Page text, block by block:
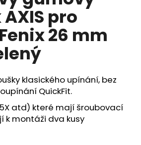
pro
26 mm
klasického upínání, bez
QuickFit.
atd) které mají šroubovací
k montáži dva kusy
HLEDAT